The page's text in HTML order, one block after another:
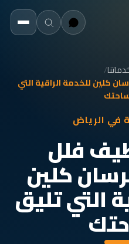
/
كلين للخدمة الراقية التي
في الرياض
فلل
كلين
التي تليق